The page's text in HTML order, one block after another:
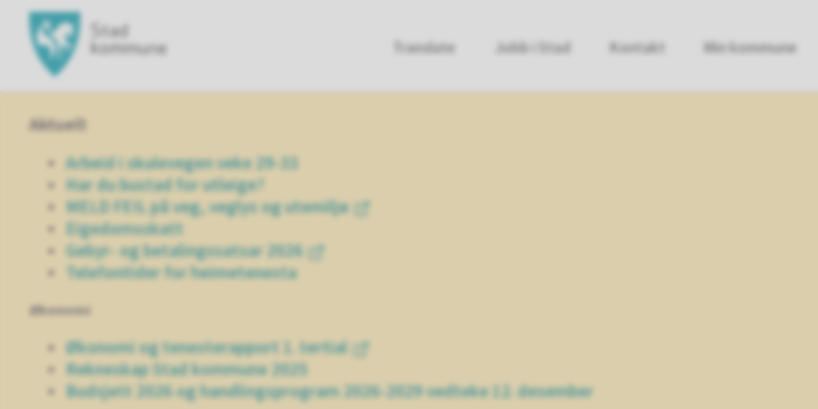
Hovedportal Translate Jobb i Stad Kontakt Min kommune
Aktuelt
Arbeid i skulevegen veke 29-33
Har du bustad for utleige?
MELD FEIL på veg, veglys og utemiljø
Eigedomsskatt
Gebyr- og betalingssatsar 2026
Telefontider for heimetenesta
Økonomi
Økonomi og tenesterapport 1. tertial
Rekneskap Stad kommune 2025
Budsjett 2026 og handlingsprogram 2026-2029 vedteke 12. desember